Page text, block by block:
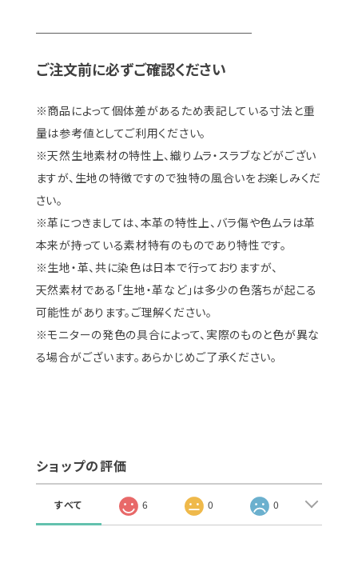
ご注文前に必ずご確認ください
※商品によって個体差があるため表記している寸法と重
量は参考値としてご利用ください。
※天然生地素材の特性上、織りムラ・スラブなどがござい
ますが、生地の特徴ですので独特の風合いをお楽しみくだ
さい。
※革につきましては、本革の特性上、バラ傷や色ムラは革
本来が持っている素材特有のものであり特性です。
※生地・革、共に染色は日本で行っておりますが、
天然素材である「生地・革など」は多少の色落ちが起こる
可能性があります。ご理解ください。
※モニターの発色の具合によって、実際のものと色が異な
る場合がございます。あらかじめご了承ください。
ショップの評価
すべて 6 0 0